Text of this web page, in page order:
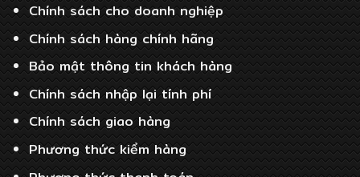
Chính sách cho doanh nghiệp
Chính sách hàng chính hãng
Bảo mật thông tin khách hàng
Chính sách nhập lại tính phí
Chính sách giao hàng
Phương thức kiểm hàng